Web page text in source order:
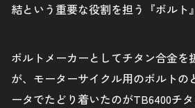
結という重要な役割を担う『ボルト
ボルトメーカーとしてチタン合金を
が、モーターサイクル用のボルトの
ータでたどり着いたのがTB6400チタ